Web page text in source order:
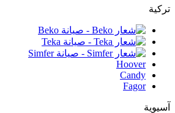
تركية
Hoover
Candy
Fagor
آسيوية